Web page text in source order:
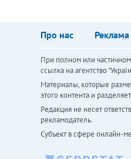
Про нас
При полном или
ссылка на агентство
Материалы, которые
этого контента и
Редакция не несет
рекламодатель.
Субъект в сфере онлайн-